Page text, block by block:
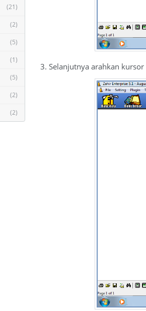
(21)
(2)
(5)
(1)
(5)
(2)
(2)
3. Selanjutnya arahkan